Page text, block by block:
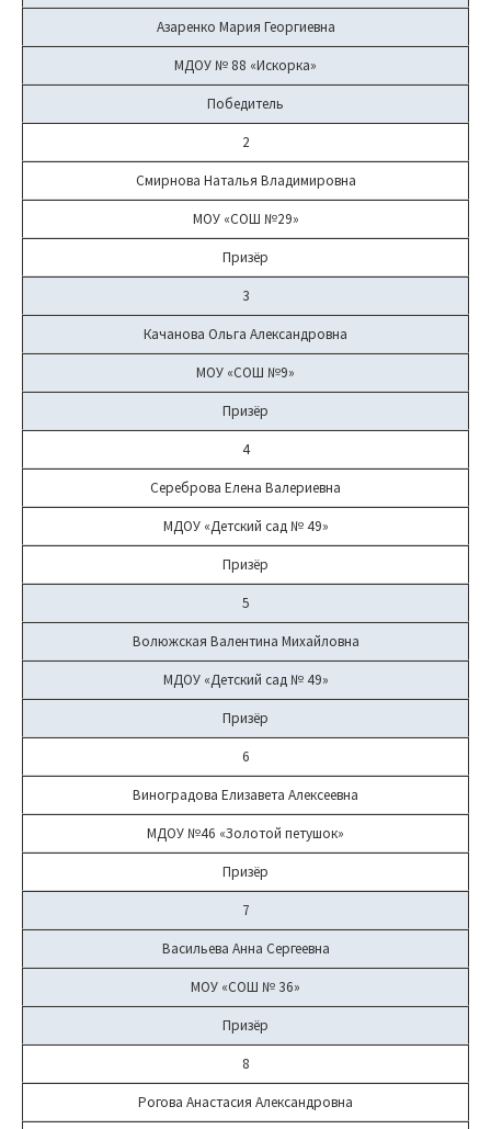
Азаренко Мария Георгиевна
МДОУ № 88 «Искорка»
Победитель
2
Смирнова Наталья Владимировна
МОУ «СОШ №29»
Призёр
3
Качанова Ольга Александровна
МОУ «СОШ №9»
Призёр
4
Сереброва Елена Валериевна
МДОУ «Детский сад № 49»
Призёр
5
Волюжская Валентина Михайловна
МДОУ «Детский сад № 49»
Призёр
6
Виноградова Елизавета Алексеевна
МДОУ №46 «Золотой петушок»
Призёр
7
Васильева Анна Сергеевна
МОУ «СОШ № 36»
Призёр
8
Рогова Анастасия Александровна